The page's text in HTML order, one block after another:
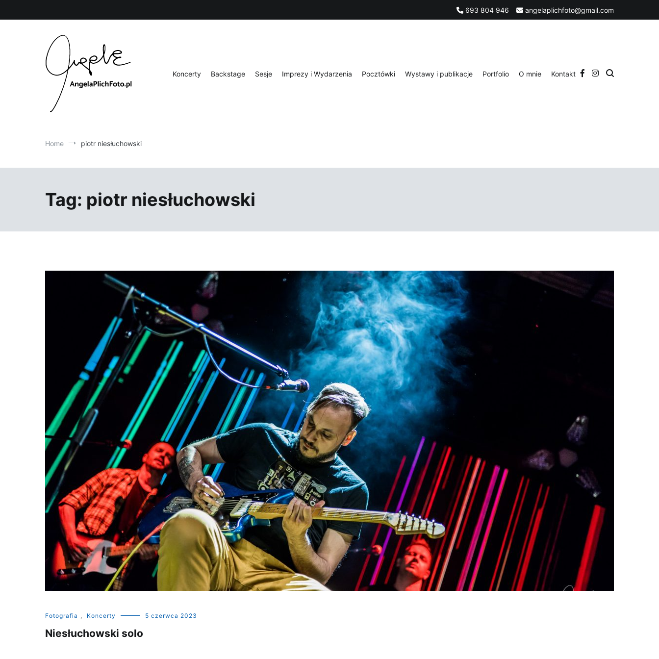
693 804 946 angelaplichfoto@gmail.com
Koncerty Backstage Sesje Imprezy i Wydarzenia Pocztówki Wystawy i publikacje Portfolio O mnie Kontakt
Home piotr niesłuchowski
Tag: piotr niesłuchowski
Fotografia , Koncerty 5 czerwca 2023
Niesłuchowski solo